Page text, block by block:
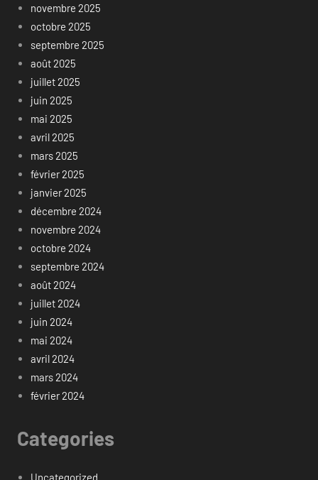
novembre 2025
octobre 2025
septembre 2025
août 2025
juillet 2025
juin 2025
mai 2025
avril 2025
mars 2025
février 2025
janvier 2025
décembre 2024
novembre 2024
octobre 2024
septembre 2024
août 2024
juillet 2024
juin 2024
mai 2024
avril 2024
mars 2024
février 2024
Categories
Uncategorized